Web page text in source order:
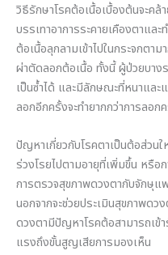
วิธีรักษาโรคต้อเนื้อเบื้องต้นจะค
บรรเทาอาการระคายเคืองตาแล
ต้อเนื้อลุกลามเข้าไปในกระจกตา
ผ่าตัดลอกต้อเนื้อ ทั้งนี้ ผู้ป่วยบาง
เป็นซ้ำได้ และมีลักษณะที่หนาและ
ลอกอีกครั้งจะทำยากกว่าการลอก
ปัญหาเกี่ยวกับโรคตาเป็นต้อส่วน
ร่วงโรยไปตามอายุที่เพิ่มขึ้น หรือ
การตรวจสุขภาพดวงตากับจักษุแ
นอกจากจะช่วยประเมินสุขภาพดว
ดวงตามีปัญหาโรคต้อสามารถเข้
แรงถึงขั้นสูญเสียการมองเห็น